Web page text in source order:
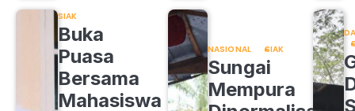
SIAK
Buka
Puasa
Bersama
Mahasiswa
NASIONAL SIAK
Sungai
Mempura